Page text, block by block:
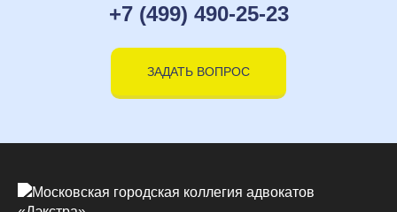
+7 (499) 490-25-23
ЗАДАТЬ ВОПРОС